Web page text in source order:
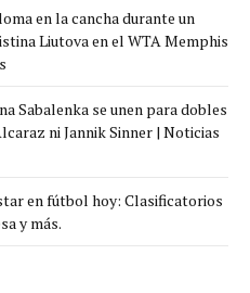
en la cancha durante un
Liutova en el WTA Memphis
Sabalenka se unen para dobles
ni Jannik Sinner | Noticias
en fútbol hoy: Clasificatorios
y más.